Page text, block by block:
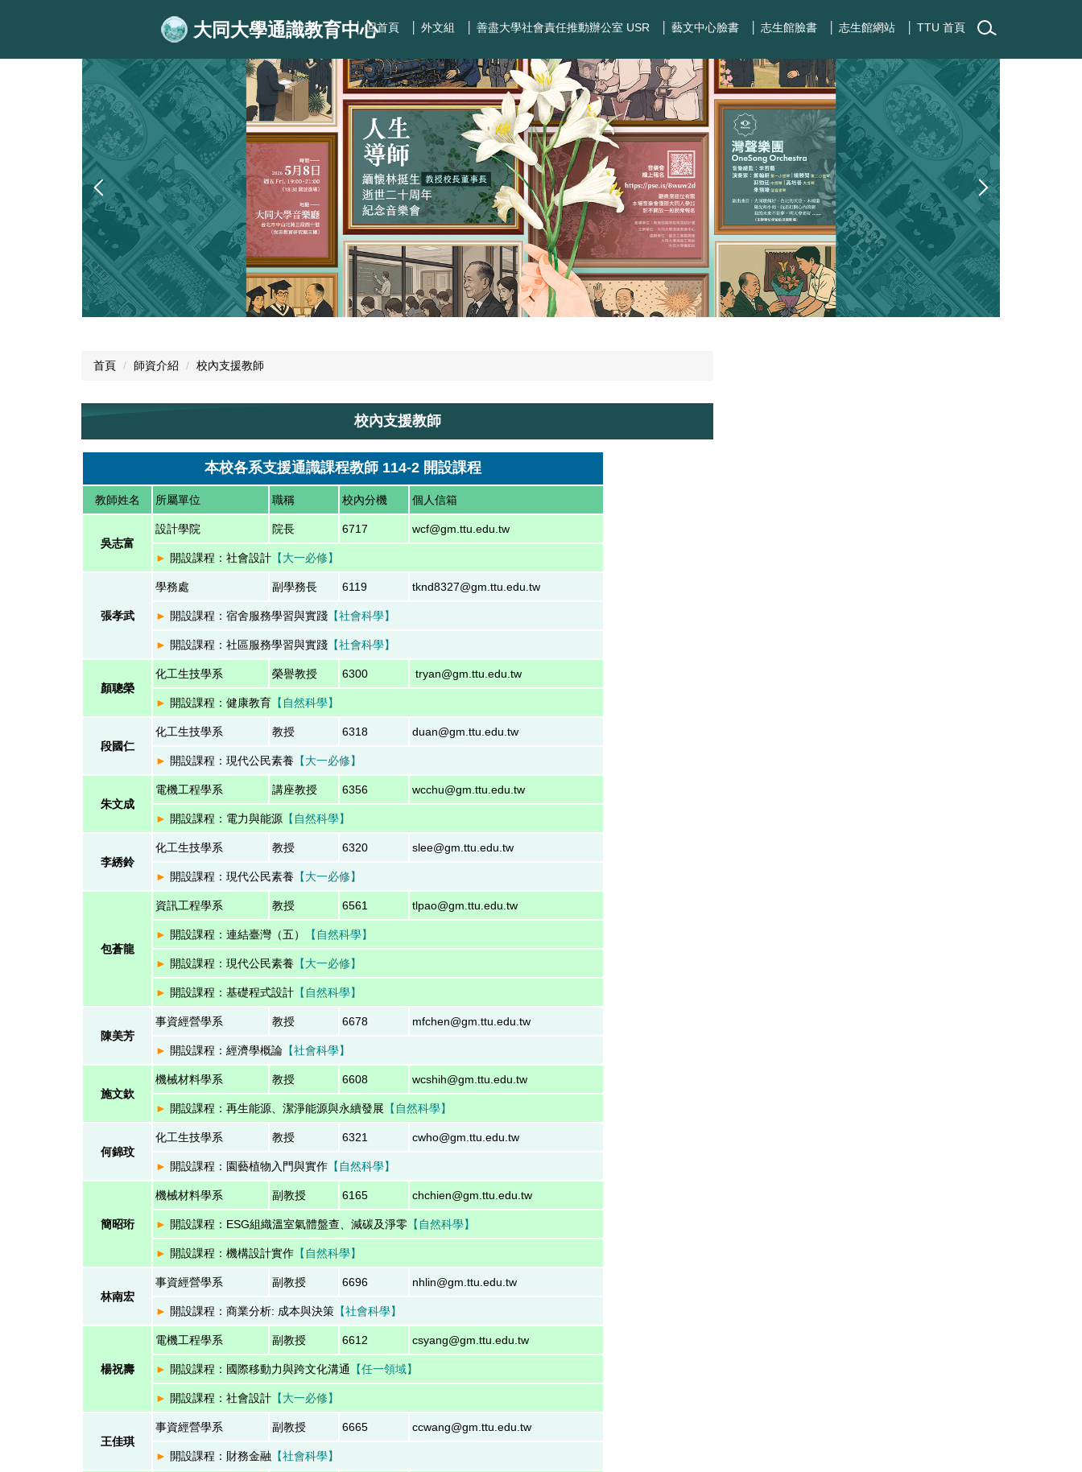
要
大同大學通識教育中心│ 回首頁 │ 外文組 │ 善盡大學社會責任推動辦公室 USR │ 藝文中心臉書 │ 志生館臉書 │ 志生館網站 │ TTU 首頁
首頁 師資介紹 校內支援教師
校內支援教師
本校各系支援通識課程教師 114-2 開設課程
教師姓名 所屬單位 職稱 校內分機 個人信箱
吳志富
設計學院 院長 6717 wcf@gm.ttu.edu.tw
► 開設課程：社會設計 【大一必修】
張孝武
學務處 副學務長 6119 tknd8327@gm.ttu.edu.tw
► 開設課程：宿舍服務學習與實踐 【社會科學】
► 開設課程：社區服務學習與實踐 【社會科學】
顏聰榮
化工生技學系 榮譽教授 6300 tryan@gm.ttu.edu.tw
​► 開設課程：健康教育 【自然科學】
段國仁
化工生技學系 教授 6318 duan@gm.ttu.edu.tw
► 開設課程：現代公民素養 【大一必修】
朱文成
電機工程學系 講座教授 6356 wcchu@gm.ttu.edu.tw
► 開設課程： 電力與能源 【自然科學】
李綉鈴
化工生技學系 教授 6320 slee@gm.ttu.edu.tw
► 開設課程：現代公民素養 【大一必修】
包蒼龍
資訊工程學系 教授 6561 tlpao@gm.ttu.edu.tw
► 開設課程： 連結臺灣（五） 【自然科學】
► 開設課程： 現代公民素養 【大一必修】
► 開設課程： 基礎程式設計 【自然科學】
陳美芳
事資經營學系 教授 6678 mfchen@gm.ttu.edu.tw
► 開設課程：經濟學概論 【社會科學】
施文欽
機械材料學系 教授 6608 wcshih@gm.ttu.edu.tw
► 開設課程：再生能源、潔淨能源與永續發展 【自然科學】
何錦玟
化工生技學系 教授 6321 cwho@gm.ttu.edu.tw
► 開設課程：園藝植物入門與實作 【自然科學】
簡昭珩
機械材料學系 副教授 6165 chchien@gm.ttu.edu.tw
► 開設課程：ESG組織溫室氣體盤查、減碳及淨零 【 自然科學】
► 開設課程：機構設計實作 【 自然科學】
林南宏
事資經營學系 副教授 6696 nhlin@gm.ttu.edu.tw
► 開設課程：商業分析: 成本與決策 【社會科學】
楊祝壽
電機工程學系 副教授 6612 csyang@gm.ttu.edu.tw
► 開設課程：國際移動力與跨文化溝通 【任一領域】
► 開設課程：社會設計 【大一必修】
王佳琪
事資經營學系 副教授 6665 ccwang@gm.ttu.edu.tw
► 開設課程：財務金融 【社會科學】